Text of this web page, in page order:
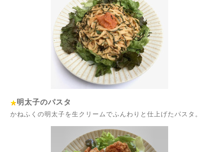
明太子のパスタ
かねふくの明太子を生クリームでふんわりと仕上げたパスタ。